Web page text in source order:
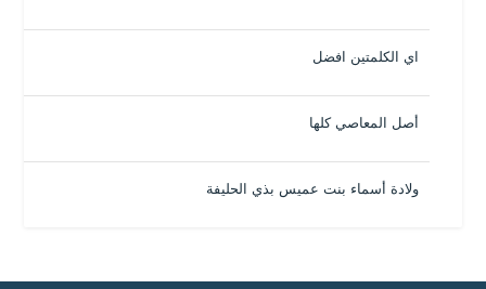
اي الكلمتين افضل
أصل المعاصي كلها
ولادة أسماء بنت عميس بذي الحليفة